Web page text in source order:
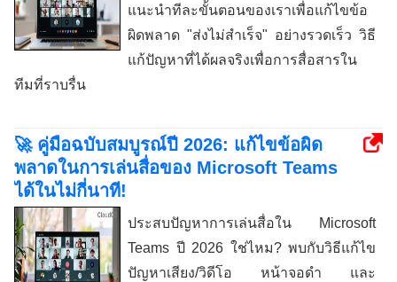
แนะนำทีละขั้นตอนของเราเพื่อแก้ไขข้อ
ผิดพลาด "ส่งไม่สำเร็จ" อย่างรวดเร็ว วิธี
แก้ปัญหาที่ได้ผลจริงเพื่อการสื่อสารใน
ทีมที่ราบรื่น
🚀 คู่มือฉบับสมบูรณ์ปี 2026: แก้ไขข้อผิด
พลาดในการเล่นสื่อของ Microsoft Teams
ได้ในไม่กี่นาที!
ประสบปัญหาการเล่นสื่อใน Microsoft
Teams ปี 2026 ใช่ไหม? พบกับวิธีแก้ไข
ปัญหาเสียง/วิดีโอ หน้าจอดำ และ